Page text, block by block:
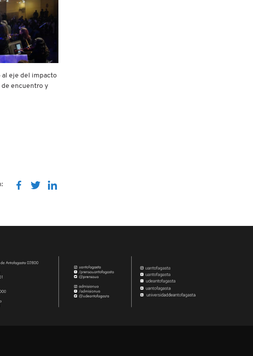
eje del impacto
encuentro y